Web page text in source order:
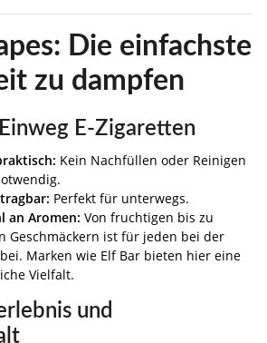
Die einfachste
zu dampfen
E-Zigaretten
Kein Nachfüllen oder Reinigen
Perfekt für unterwegs.
an Aromen: Von fruchtigen bis zu
Geschmäckern ist für jeden bei der
Marken wie Elf Bar bieten hier eine
Vielfalt.
und